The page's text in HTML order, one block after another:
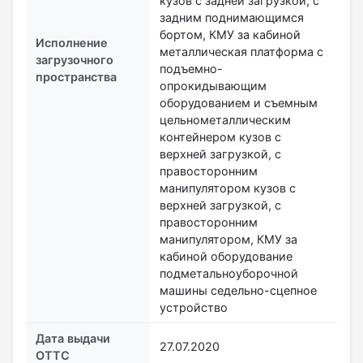
Исполнение
загрузочного
пространства
задним поднимающимся
бортом, КМУ за кабиной
металлическая платформа с
подъемно-
опрокидывающим
оборудованием и съемным
цельнометаллическим
контейнером кузов с
верхней загрузкой, с
правосторонним
манипулятором кузов с
верхней загрузкой, с
правосторонним
манипулятором, КМУ за
кабиной оборудование
подметальноуборочной
машины седельно-сцепное
устройство
Дата выдачи
ОТТС
27.07.2020